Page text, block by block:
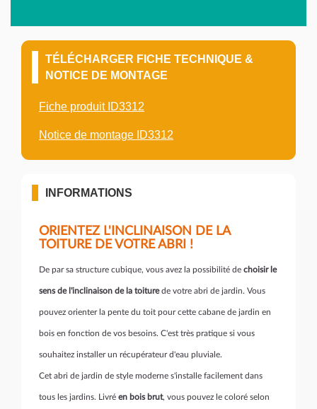
TÉLÉCHARGER FICHE TECHNIQUE &
NOTICE DE MONTAGE
Fiche produit ID3312
Notice de montage ID3312
INFORMATIONS
ORIENTEZ L'INCLINAISON DE LA
TOITURE DE VOTRE ABRI !
De par sa structure cubique, vous avez la possibilité de choisir le
sens de l'inclinaison de la toiturede votre abri de jardin. Vous
pouvez orienter la pente du toit pour cette cabane de jardin en
bois en fonction de vos besoins. C'est très pratique si vous
souhaitez installer un récupérateur d'eau pluviale.
Cet abri de jardin de style moderne s'installe facilement dans
tous les jardins. Livré en bois brut, vous pouvez le coloré selon